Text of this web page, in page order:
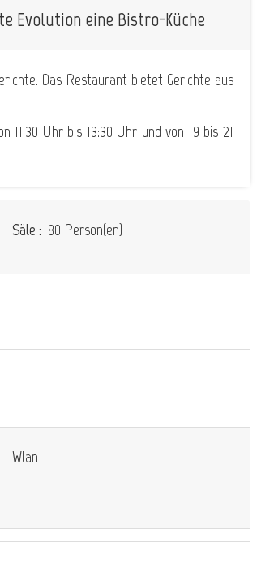
Evolution eine Bistro-Küche
Das Restaurant bietet Gerichte aus
Uhr bis 13:30 Uhr und von 19 bis 21
Säle : 80 Person(en)
Wlan